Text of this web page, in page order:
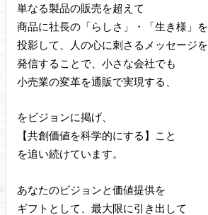
単なる製品の販売を超えて
商品に社長の「らしさ」・「生き様」を
投影して、人の心に刺さるメッセージを
発信することで、小さな会社でも
小売業の変革を通販で実現する、
をビジョンに掲げ、
【共創価値を科学的にする】こと
を追い続けています。
あなたのビジョンと価値提供を
ギフトとして、最大限に引き出して